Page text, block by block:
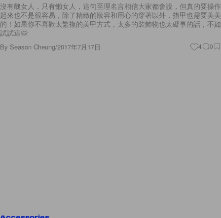
沒有醜女人，只有懶女人，這句至理名言相信大家都會說，但真的要操作
起來也不是很容易，除了精緻的妝容和用心的穿著以外，指甲也需要美美
的！如果你不喜歡太繁複的美甲方式，太多的裝飾物也太礙事的話，不如
試試這些
By Season Cheung/2017年7月17日 4 0